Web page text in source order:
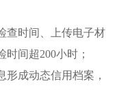
查时间、上传电子材
间超200小时；
形成动态信用档案，